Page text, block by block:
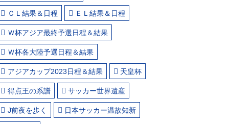
ＣＬ結果＆日程 ＥＬ結果＆日程
Ｗ杯アジア最終予選日程＆結果
Ｗ杯各大陸予選日程＆結果
アジアカップ2023日程＆結果 天皇杯
得点王の系譜 サッカー世界遺産
J前夜を歩く 日本サッカー温故知新